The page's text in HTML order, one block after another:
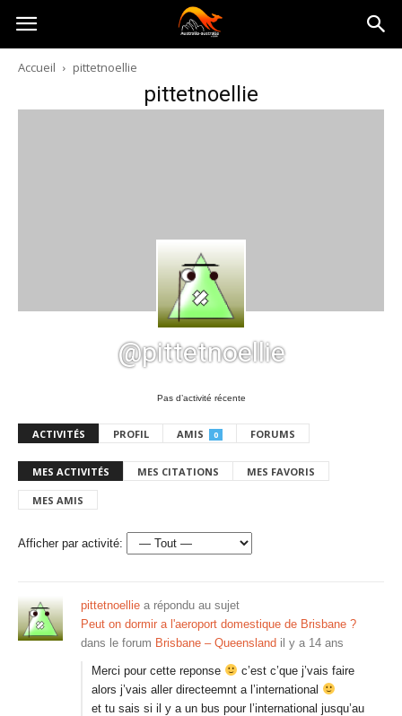
Australia-
australie.com
Accueil pittetnoellie
pittetnoellie
@pittetnoellie
Pas d’activité récente
ACTIVITÉS PROFIL AMIS 0 FORUMS
MES ACTIVITÉS MES CITATIONS MES FAVORIS
MES AMIS
Afficher par activité:
pittetnoellie a répondu au sujet
Peut on dormir a l'aeroport domestique de Brisbane ?
dans le forum Brisbane – Queensland il y a 14 ans
Merci pour cette reponse
c’est c’que j’vais faire
alors j’vais aller directeemnt a l’international
et tu sais si il y a un bus pour l’international jusqu’au